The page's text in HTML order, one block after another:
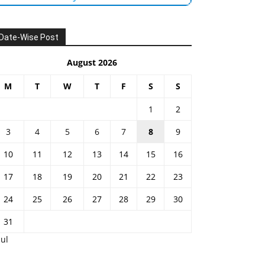
Wise Post
August 2026
M T W T F S S
1
2
3
4 5 6 7 8
9
10
11 12 13 14 15
16
17
18 19 20 21 22
23
24
25 26 27 28 29
30
31